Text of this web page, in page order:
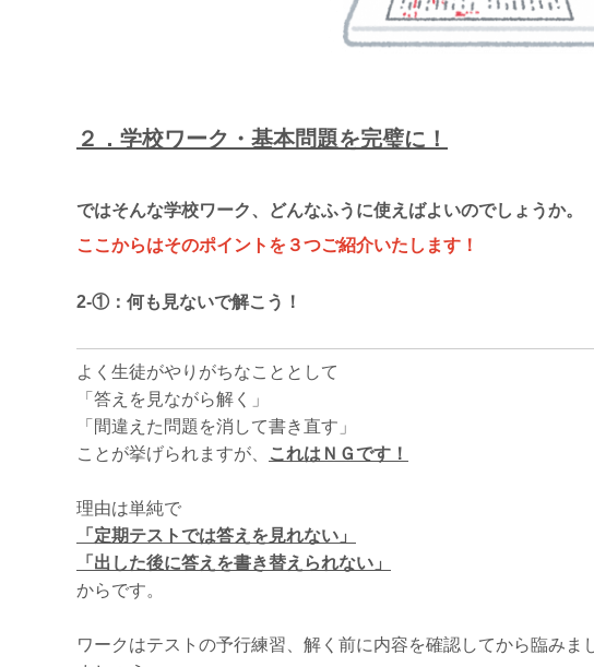
２．学校ワーク・基本問題を完璧に！
ではそんな学校ワーク、どんなふうに使えばよいのでしょうか。
ここからはそのポイントを３つご紹介いたします！
2-①：何も見ないで解こう！
よく生徒がやりがちなこととして
「答えを見ながら解く」
「間違えた問題を消して書き直す」
ことが挙げられますが、
これはＮＧです！
理由は単純で
「定期テストでは答えを見れない」
「出した後に答えを書き替えられない」
からです。
ワークはテストの予行練習、解く前に内容を確認してから臨みま